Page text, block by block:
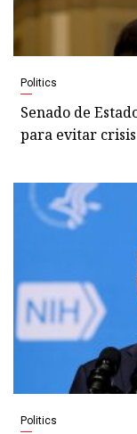
Politics
Senado de
para evitar
Politics